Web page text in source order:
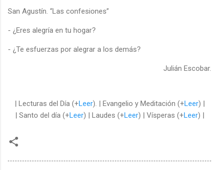
San Agustín. “Las confesiones”
- ¿Eres alegría en tu hogar?
- ¿Te esfuerzas por alegrar a los demás?
Julián Escobar.
| Lecturas del Día (+Leer). | Evangelio y Meditación (+Leer) |
| Santo del día (+Leer) | Laudes (+Leer) | Vísperas (+Leer) |